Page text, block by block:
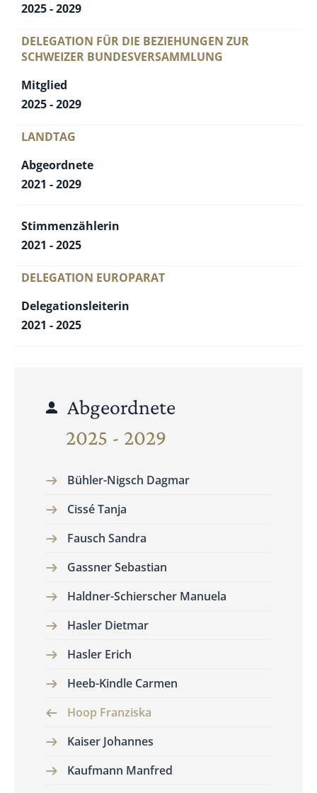
2025 - 2029
DELEGATION FÜR DIE BEZIEHUNGEN ZUR
SCHWEIZER BUNDESVERSAMMLUNG
Mitglied
2025 - 2029
LANDTAG
Abgeordnete
2021 - 2029
Stimmenzählerin
2021 - 2025
DELEGATION EUROPARAT
Delegationsleiterin
2021 - 2025
Abgeordnete
2025 - 2029
Bühler-Nigsch Dagmar
Cissé Tanja
Fausch Sandra
Gassner Sebastian
Haldner-Schierscher Manuela
Hasler Dietmar
Hasler Erich
Heeb-Kindle Carmen
Hoop Franziska
Kaiser Johannes
Kaufmann Manfred